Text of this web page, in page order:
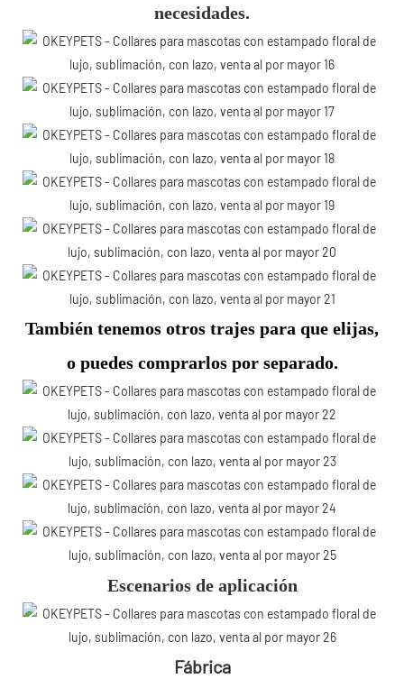
necesidades.
También tenemos otros trajes para que elijas,
o puedes comprarlos por separado.
Escenarios de aplicación
Fábrica